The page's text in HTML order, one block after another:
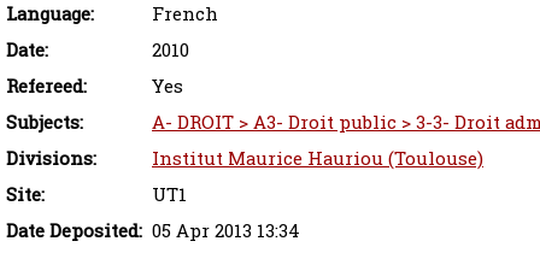
Language:
French
Date:
2010
Refereed:
Yes
Subjects:
A- DROIT > A3- Droit public > 3-3- Droit
Divisions:
Institut Maurice Hauriou (Toulouse)
Site:
UT1
Date Deposited: 05 Apr 2013 13:34